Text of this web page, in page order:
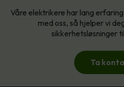
Våre elektrikere har lang
med oss, så hjelper vi
sikkerhetsløsninger
Ta